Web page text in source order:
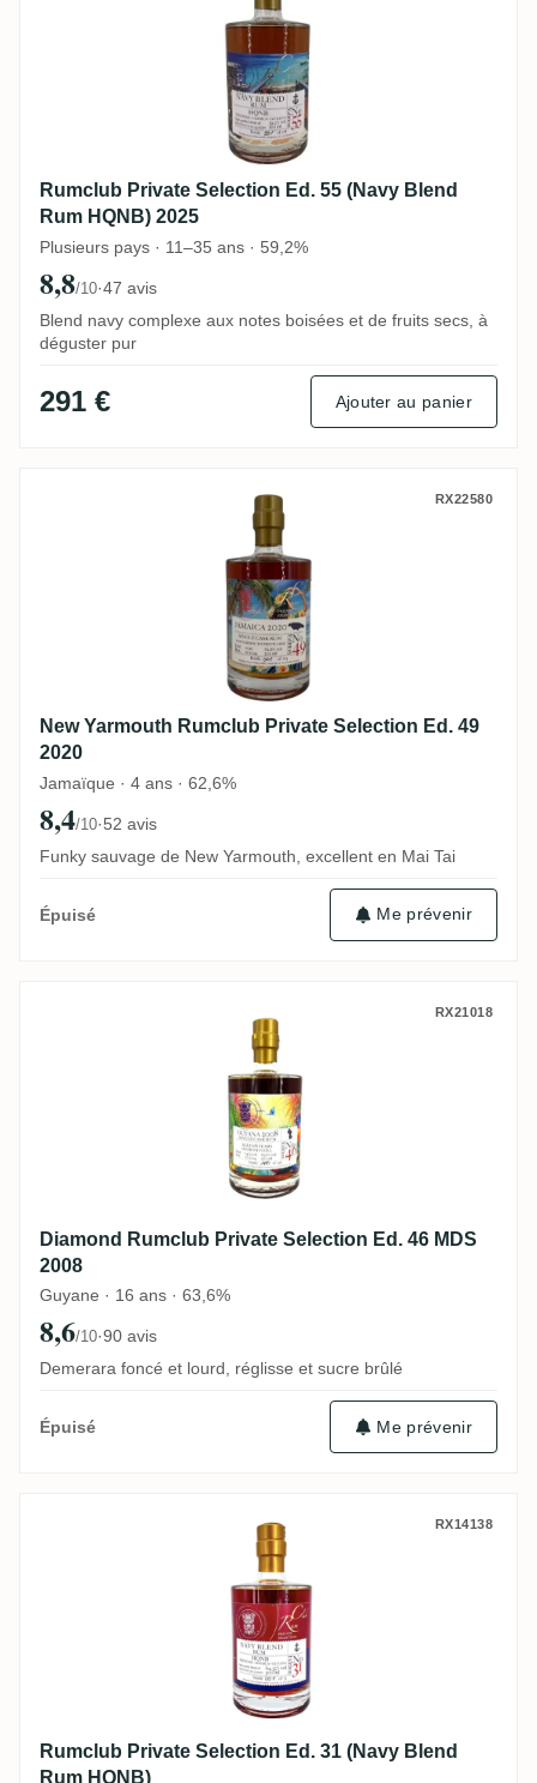
Rumclub Private Selection Ed. 55 (Navy Blend
Rum HQNB) 2025
Plusieurs pays · 11–35 ans · 59,2%
8,8/10·47 avis
Blend navy complexe aux notes boisées et de fruits secs, à
déguster pur
291 € Ajouter au panier
New Yarmouth Rumclub Private Selection
RX22580
New Yarmouth Rumclub Private Selection Ed. 49
2020
Jamaïque · 4 ans · 62,6%
8,4/10·52 avis
Funky sauvage de New Yarmouth, excellent en Mai Tai
Épuisé Me prévenir
Diamond Rumclub Private Selection Ed.
RX21018
Diamond Rumclub Private Selection Ed. 46 MDS
2008
Guyane · 16 ans · 63,6%
8,6/10·90 avis
Demerara foncé et lourd, réglisse et sucre brûlé
Épuisé Me prévenir
Rumclub Private Selection Ed. 31 (Navy
RX14138
Rumclub Private Selection Ed. 31 (Navy Blend
Rum HQNB)